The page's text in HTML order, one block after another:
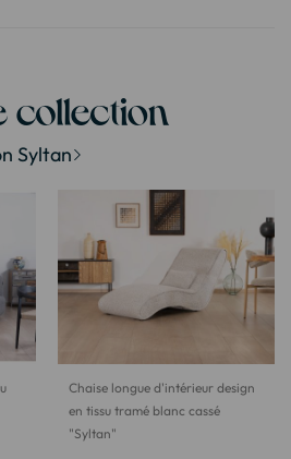
collection
Syltan
Chaise longue d'intérieur design
en tissu tramé blanc cassé
"Syltan"